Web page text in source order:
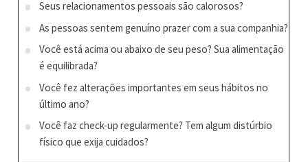
Seus relacionamentos pessoais são calorosos?
As pessoas sentem genuíno prazer com a sua companhia?
Você está acima ou abaixo de seu peso? Sua alimentação
é equilibrada?
Você fez alterações importantes em seus hábitos no
último ano?
Você faz check-up regularmente? Tem algum distúrbio
físico que exija cuidados?